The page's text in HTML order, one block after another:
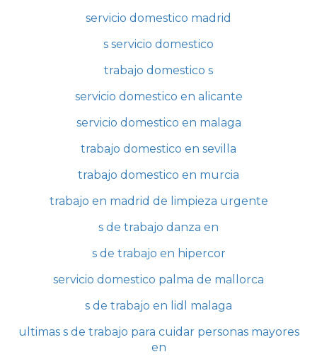
servicio domestico madrid
s servicio domestico
trabajo domestico s
servicio domestico en alicante
servicio domestico en malaga
trabajo domestico en sevilla
trabajo domestico en murcia
trabajo en madrid de limpieza urgente
s de trabajo danza en
s de trabajo en hipercor
servicio domestico palma de mallorca
s de trabajo en lidl malaga
ultimas s de trabajo para cuidar personas mayores
en